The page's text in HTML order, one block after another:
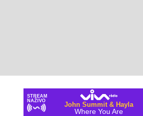
STREAM
NAŽIVO
John Summit & Hayla
Where You Are